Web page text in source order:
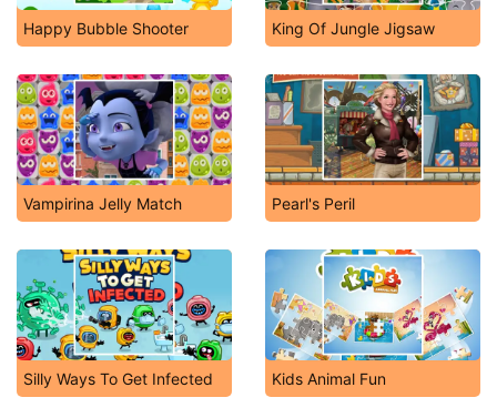
Happy Bubble Shooter King Of Jungle Jigsaw
Vampirina Jelly Match Pearl's Peril
Silly Ways To Get Infected Kids Animal Fun